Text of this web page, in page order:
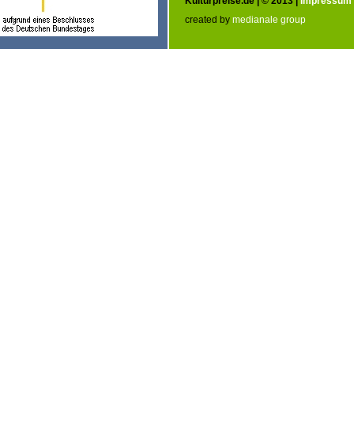
created by medianale group